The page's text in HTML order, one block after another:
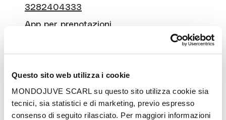
Questo sito web utilizza i cookie
MONDOJUVE SCARL su questo sito utilizza cookie sia
tecnici, sia statistici e di marketing, previo espresso
consenso di seguito rilasciato. Per maggiori informazioni
3282404333
App per prenotazioni
Facebook
WEBSITE
Visita